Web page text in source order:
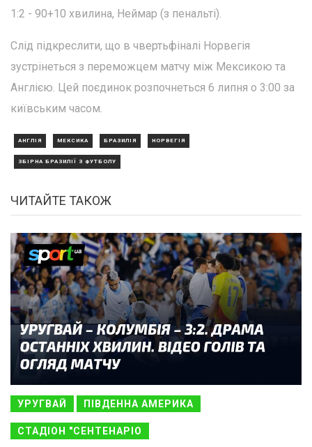
1:2 - 90+10 хвилина, Неймар (з пенальті).
Слід підкреслити, що в чвертьфіналі Норвегія
зустрінеться з переможцем матчу між Мексикою та
Англією. Цей поєдинок розпочнеться 6 липня о 3:00 за
київським часом.
АНГЛІЯ МЕКСИКА БРАЗИЛІЯ НОРВЕГІЯ
ЗБІРНА БРАЗИЛІЇ З ФУТБОЛУ
ЧИТАЙТЕ ТАКОЖ
УРУГВАЙ ПІВДЕННА АМЕРИКА
СТАДІОН "СЕНТЕНАРІО